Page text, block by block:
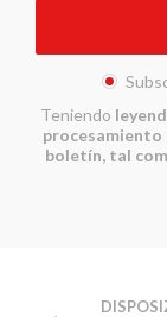
Teniendo
procesamiento
boletín, tal